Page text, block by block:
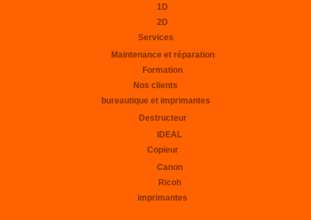
1D
2D
Services
Maintenance et réparation
Formation
Nos clients
bureautique et imprimantes
Destructeur
IDEAL
Copieur
Canon
Ricoh
imprimantes